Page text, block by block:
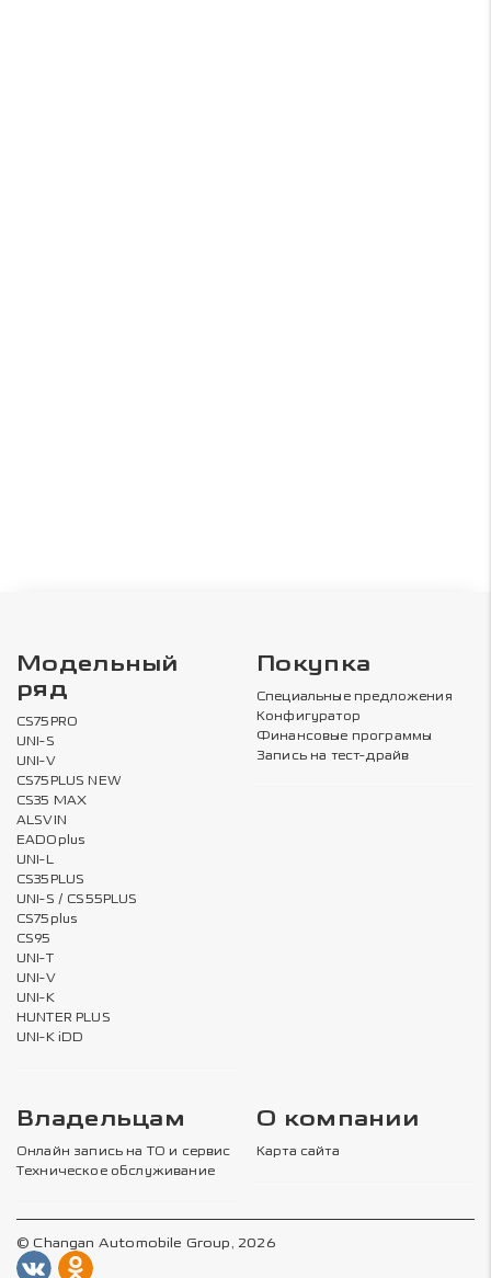
Модельный
ряд
CS75PRO
UNI-S
UNI-V
CS75PLUS NEW
CS35 MAX
ALSVIN
EADOplus
UNI-L
CS35PLUS
UNI-S / CS55PLUS
CS75plus
CS95
UNI-T
UNI-V
UNI-K
HUNTER PLUS
UNI-K iDD
Покупка
Специальные предложения
Конфигуратор
Финансовые программы
Запись на тест-драйв
Владельцам
Онлайн запись на ТО и сервис
Техническое обслуживание
О компании
Карта сайта
© Changan Automobile Group, 2026